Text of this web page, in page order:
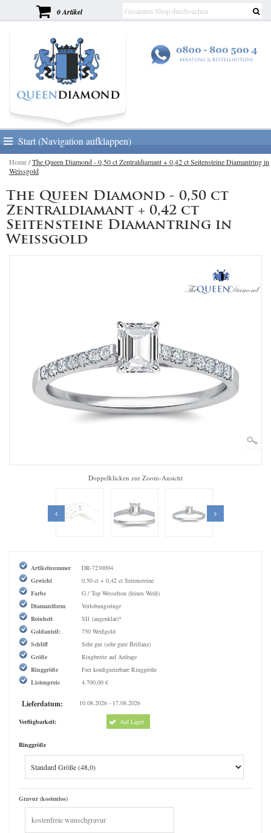
0 Artikel
Start (Navigation aufklappen)
Home/The Queen Diamond - 0,50 ct Zentraldiamant + 0,42 ct Seitensteine Diamantring in
Weissgold
The Queen Diamond - 0,50 ct
Zentraldiamant + 0,42 ct
Seitensteine Diamantring in
Weissgold
Zoom
Doppelklicken zur Zoom-Ansicht
Artikelnummer
DR-7230004
Gewicht
0,50 ct + 0,42 ct Seitensteine
Farbe
G / Top Wesselton (feines Weiß)
Diamantform
Verlobungsringe
Reinheit
SI1 (augenklar)*
Goldanteil:
750 Weißgold
Schliff
Sehr gut (sehr gute Brillanz)
Größe
Ringbreite auf Anfrage
Ringgröße
Frei konfigurierbare Ringgröße
Listenpreis
4.700,00 €
Lieferdatum: 10.08.2026 - 17.08.2026
Verfügbarkeit: Auf Lager
Ringgröße
Gravur (kostenlos)